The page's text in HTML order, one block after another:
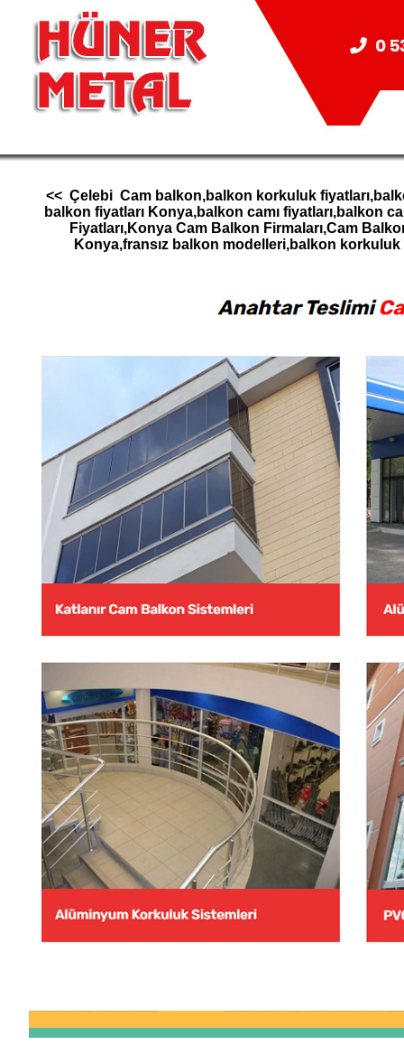
<< Çelebi Cam balkon,balkon korkuluk
balkon fiyatları Konya,balkon camı fiyatları,balkon
Fiyatları,Konya Cam Balkon Firmaları,Cam
Konya,fransız balkon modelleri,balkon